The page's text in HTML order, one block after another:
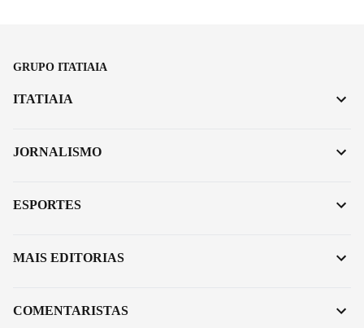
GRUPO ITATIAIA
ITATIAIA
JORNALISMO
ESPORTES
MAIS EDITORIAS
COMENTARISTAS